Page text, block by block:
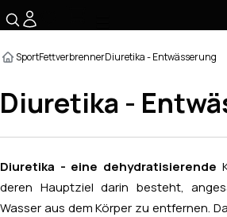
SportFettverbrennerDiuretika - Entwässerung
Diuretika -
Diuretika - eine dehydratisierende
deren Hauptziel darin besteht,
Wasser aus dem Körper zu entfernen.